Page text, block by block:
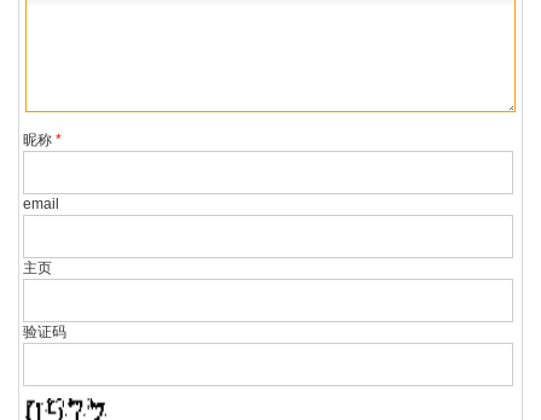
昵称*
email
主页
验证码